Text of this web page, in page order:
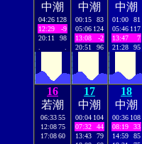
中潮
04:26 128
12:29
-9
20:11
98
中潮
00:15
83
05:06 124
13:08
-2
20:51
96
中潮
01:00
81
05:46 117
13:47
7
21:28
95
16
若潮
06:33 55
12:08 75
17:08 60
17
中潮
00:04 104
07:32
44
13:43
79
18
中潮
00:36 108
08:19
33
14:59
85